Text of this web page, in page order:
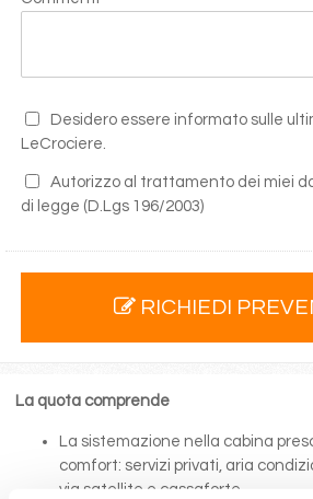
Desidero essere informato sulle
LeCrociere.
Autorizzo al trattamento dei miei
di legge (D.Lgs 196/2003)
RICHIEDI
La quota comprende
La sistemazione nella cabina
comfort: servizi privati, aria
via satellite e cassaforte.